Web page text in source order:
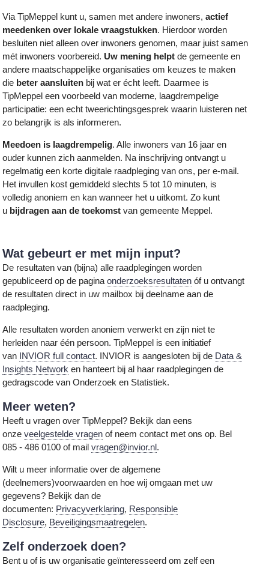
Via TipMeppel kunt u, samen met andere inwoners,actief
meedenken over lokale vraagstukken. Hierdoor worden
besluiten niet alleen over inwoners genomen, maar juist samen
mét inwoners voorbereid. Uw mening helpt de gemeente en
andere maatschappelijke organisaties om keuzes te maken
die beter aansluiten bij wat er écht leeft. Daarmee is
TipMeppel een voorbeeld van moderne, laagdrempelige
participatie: een echt tweerichtingsgesprek waarin luisteren net
zo belangrijk is als informeren.
Meedoen is laagdrempelig. Alle inwoners van 16 jaar en
ouder kunnen zich aanmelden. Na inschrijving ontvangt u
regelmatig een korte digitale raadpleging van ons, per e-mail.
Het invullen kost gemiddeld slechts 5 tot 10 minuten, is
volledig anoniem en kan wanneer het u uitkomt. Zo kunt
u bijdragen aan de toekomst van gemeente Meppel.
Wat gebeurt er met mijn input?
De resultaten van (bijna) alle raadplegingen worden
gepubliceerd op de paginaonderzoeksresultaten óf u ontvangt
de resultaten direct in uw mailbox bij deelname aan de
raadpleging.
Alle resultaten worden anoniem verwerkt en zijn niet te
herleiden naar één persoon. TipMeppel is een initiatief
van
INVIOR full contact. INVIOR is aangesloten bij de Data &
Insights Network en hanteert bij al haar raadplegingen de
gedragscode van Onderzoek en Statistiek.
Meer weten?
Heeft u vragen over TipMeppel? Bekijk dan eens
onzeveelgestelde vragen of neem contact met ons op. Bel
085 - 486 0100 of mailvragen@invior.nl .
Wilt u meer informatie over de algemene
(deelnemers)voorwaarden en hoe wij omgaan met uw
gegevens? Bekijk dan de
documenten: Privacyverklaring, Responsible
Disclosure, Beveiligingsmaatregelen.
Zelf onderzoek doen?
Bent u of is uw organisatie geïnteresseerd om zelf een